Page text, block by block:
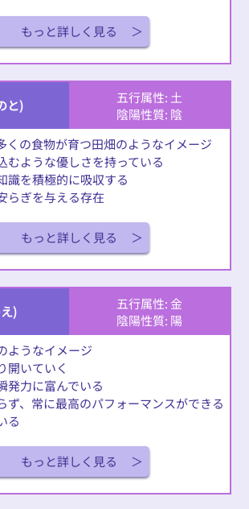
もっと詳しく見る
と)
五行属性: 土
陰陽性質: 陰
の食物が育つ田畑のようなイメージ
ような優しさを持っている
を積極的に吸収する
らぎを与える存在
もっと詳しく見る
)
五行属性: 金
陰陽性質: 陽
ようなイメージ
開いていく
力に富んでいる
、常に最高のパフォーマンスができる
る
もっと詳しく見る